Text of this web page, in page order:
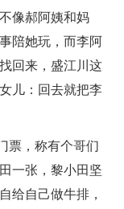
像郝阿姨和妈
陪她玩，而李阿
回来，盛江川这
儿：回去就把李
，称有个哥们
一张，黎小田坚
给自己做牛排，